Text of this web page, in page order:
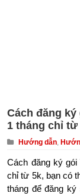
Cách đăng ký
1 tháng chỉ từ
Hướng dẫn,
Cách đăng ký gói
chỉ từ 5k, bạn có
tháng để đăng